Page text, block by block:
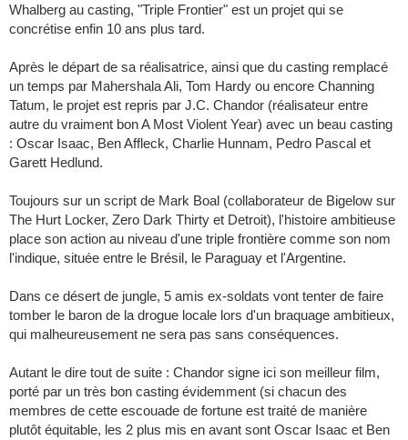
Whalberg au casting, "Triple Frontier" est un projet qui se
concrétise enfin 10 ans plus tard.
Après le départ de sa réalisatrice, ainsi que du casting remplacé
un temps par Mahershala Ali, Tom Hardy ou encore Channing
Tatum, le projet est repris par J.C. Chandor (réalisateur entre
autre du vraiment bon A Most Violent Year) avec un beau casting
: Oscar Isaac, Ben Affleck, Charlie Hunnam, Pedro Pascal et
Garett Hedlund.
Toujours sur un script de Mark Boal (collaborateur de Bigelow sur
The Hurt Locker, Zero Dark Thirty et Detroit), l'histoire ambitieuse
place son action au niveau d'une triple frontière comme son nom
l'indique, située entre le Brésil, le Paraguay et l'Argentine.
Dans ce désert de jungle, 5 amis ex-soldats vont tenter de faire
tomber le baron de la drogue locale lors d'un braquage ambitieux,
qui malheureusement ne sera pas sans conséquences.
Autant le dire tout de suite : Chandor signe ici son meilleur film,
porté par un très bon casting évidemment (si chacun des
membres de cette escouade de fortune est traité de manière
plutôt équitable, les 2 plus mis en avant sont Oscar Isaac et Ben